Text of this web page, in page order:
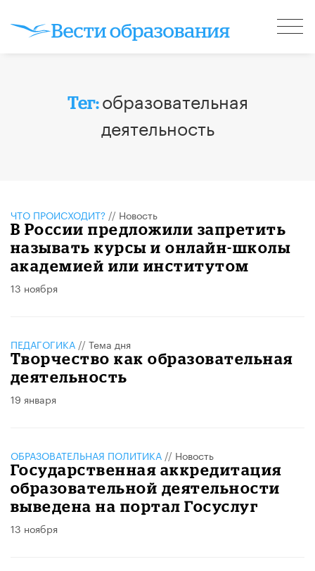
Тег:образовательная
деятельность
ЧТО ПРОИСХОДИТ? // Новость
В России предложили запретить
называть курсы и онлайн-школы
академией или институтом
13 ноября
ПЕДАГОГИКА // Тема дня
Творчество как образовательная
деятельность
19 января
ОБРАЗОВАТЕЛЬНАЯ ПОЛИТИКА // Новость
Государственная аккредитация
образовательной деятельности
выведена на портал Госуслуг
13 ноября